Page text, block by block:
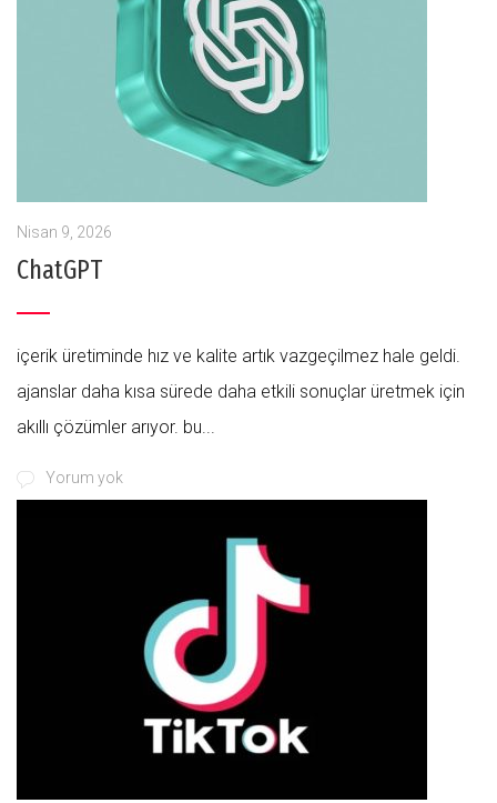
Nisan 9, 2026
ChatGPT
i̇çerik üretiminde hız ve kalite artık vazgeçilmez hale geldi.
ajanslar daha kısa sürede daha etkili sonuçlar üretmek için
akıllı çözümler arıyor. bu...
Yorum yok